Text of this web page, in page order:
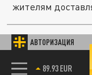
АВТОРИЗАЦИЯ
85.64 BRENT
жителям
ПРОИСШЕСТВИЯ